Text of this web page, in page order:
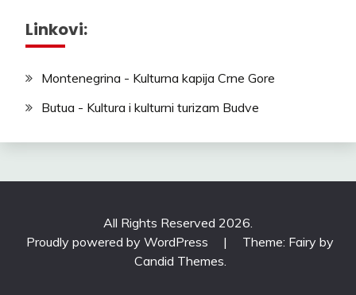
Linkovi:
Montenegrina - Kulturna kapija Crne Gore
Butua - Kultura i kulturni turizam Budve
All Rights Reserved 2026.
Proudly powered by WordPress
|
Theme: Fairy by
Candid Themes